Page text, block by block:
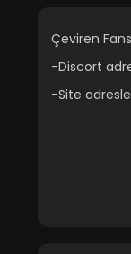
Çeviren
-Discort
-Site